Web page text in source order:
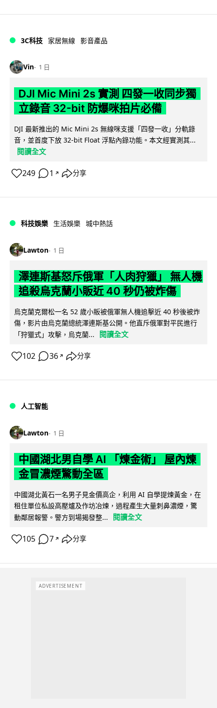
3C科技 家居無線 影音產品
Vin 1 日
DJI Mic Mini 2s 實測 四發一收同步獨
立錄音 32-bit 防爆咪拍片必備
DJI 最新推出的 Mic Mini 2s 無線咪支援「四發一收」分軌錄
音，並首度下放 32-bit Float 浮點內錄功能。本文經實測其...
閱讀全文
249 1 ↗ 分享
科技娛樂 生活娛樂 城中熱話
Lawton 1 日
澤連斯基怒斥俄軍「人肉狩獵」 無人機
追殺烏克蘭小販近 40 秒仍被炸傷
烏克蘭克爾松一名 52 歲小販被俄軍無人機追擊近 40 秒後被炸
傷，影片由烏克蘭總統澤連斯基公開。他直斥俄軍對平民進行
「狩獵式」攻擊，烏克蘭...
閱讀全文
102 36 ↗ 分享
人工智能
Lawton 1 日
中國湖北男自學 AI 「煉金術」 屋內煉
金冒濃煙驚動全區
中國湖北黃石一名男子見金價高企，利用 AI 自學提煉黃金，在
租住單位私設高壓爐及作坊冶煉，過程產生大量刺鼻濃煙，驚
動鄰居報警。警方到場揭發整...
閱讀全文
105 7 ↗ 分享
ADVERTISEMENT